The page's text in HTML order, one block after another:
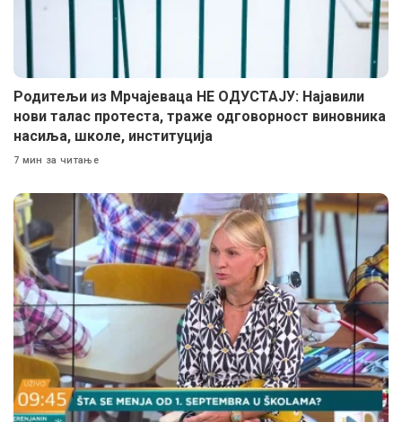
Родитељи из Мрчајеваца НЕ ОДУСТАЈУ: Најавили
нови талас протеста, траже одговорност виновника
насиља, школе, институција
7 мин за читање